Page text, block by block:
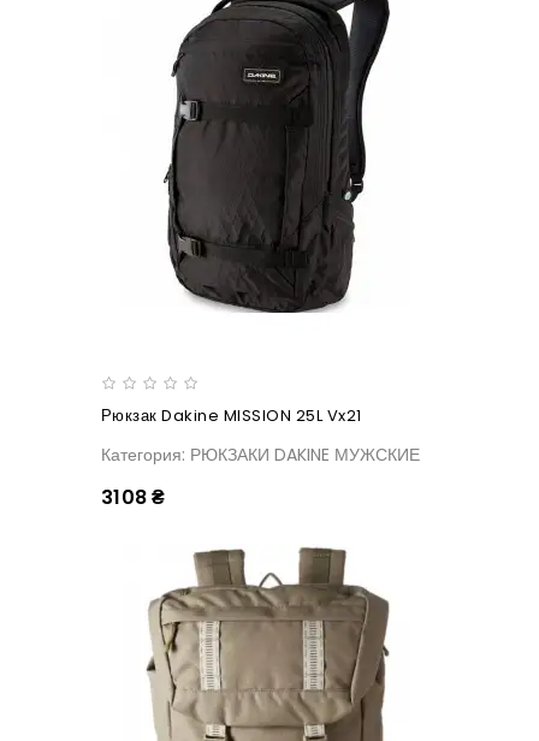
Рюкзак Dakine MISSION 25L Vx21
Категория: РЮКЗАКИ DAKINE МУЖСКИЕ
3108 ₴